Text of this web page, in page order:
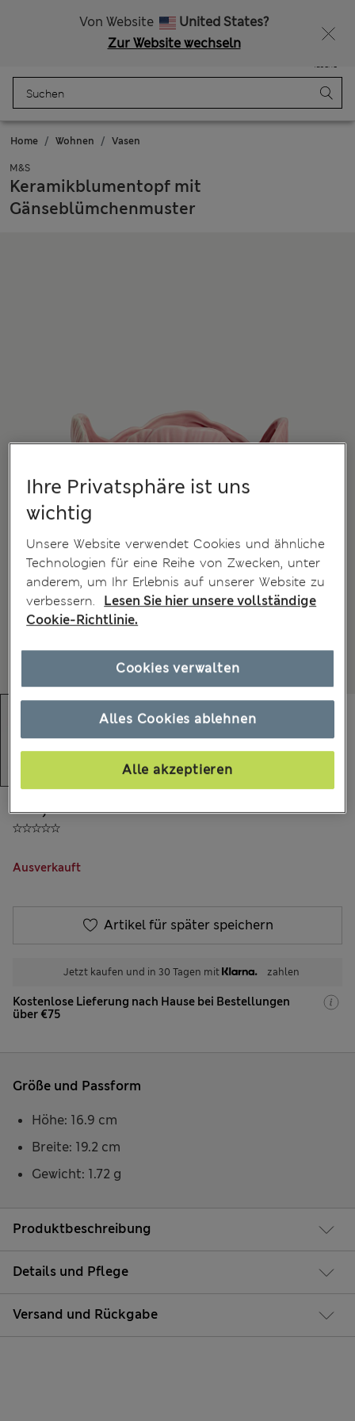
Von Website
United States?
Zur Website wechseln
Tasche
Home Wohnen Vasen
M&S
Keramikblumentopf mit
Gänseblümchenmuster
€21,00
Ausverkauft
Artikel für später speichern
Jetzt kaufen und in 30 Tagen mit zahlen
Kostenlose Lieferung nach Hause bei Bestellungen
über €75
Produktbeschreibung
Details und Pflege
Versand und Rückgabe
Größe und Passform
Höhe: 16.9 cm
Breite: 19.2 cm
Gewicht: 1.72 g
Ihre Privatsphäre ist uns
wichtig
Unsere Website verwendet Cookies und ähnliche
Technologien für eine Reihe von Zwecken, unter
anderem, um Ihr Erlebnis auf unserer Website zu
verbessern.
Lesen Sie hier unsere vollständige
Cookie-Richtlinie.
Alles Cookies ablehnen
Alle akzeptieren
Cookies verwalten